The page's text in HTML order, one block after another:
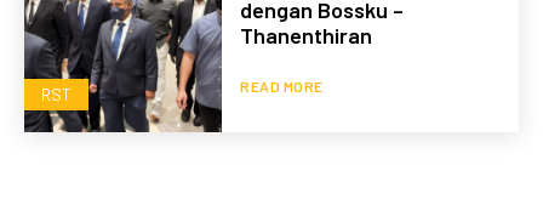
RST
dengan Bossku –
Thanenthiran
READ MORE